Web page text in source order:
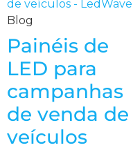
Blog
Painéis de
LED para
campanhas
de venda de
veículos